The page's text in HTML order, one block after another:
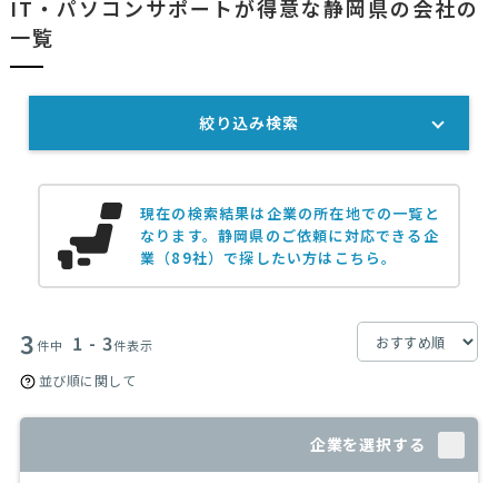
IT・パソコンサポートが得意な静岡県の会社の
一覧
現在の検索結果は企業の所在地での一覧と
なります。静岡県のご依頼に対応できる企
業（89社）で探したい方はこちら。
3件中 1 - 3件表示
並び順に関して
企業を選択する
絞り込み検索